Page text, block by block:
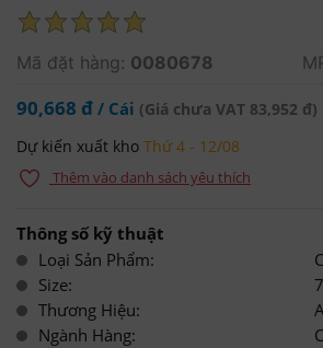
Mã đặt hàng: 0080678
90,668 đ / Cái (Giá chưa VAT 83,952 đ)
Dự kiến xuất kho Thứ 4 - 12/08
Thêm vào danh sách yêu thích
Thông số kỹ thuật
Loại Sản Phẩm:
Size:
Thương Hiệu:
Ngành Hàng: